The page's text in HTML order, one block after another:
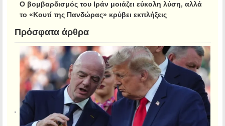
Ο βομβαρδισμός του Ιράν μοιάζει εύκολη λύση, αλλά
το «Κουτί της Πανδώρας» κρύβει εκπλήξεις
Πρόσφατα άρθρα